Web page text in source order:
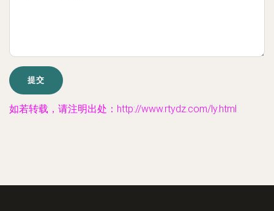
如若转载，请注明出处：http://www.rtydz.com/ly.html